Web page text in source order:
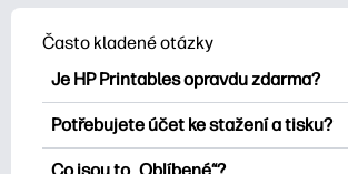
Často kladené otázky
Je HP Printables opravdu zdarma?
HP Printables nabízí více než 2500
bezplatných tisknutelných položek ke
stažení a tisku. Prozkoumejte oblíbené
Potřebujete účet ke stažení a tisku?
Můžete prozkoumat a tisknout bez